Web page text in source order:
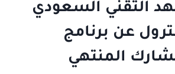
التقني السعودي
عن برنامج
المنتهي